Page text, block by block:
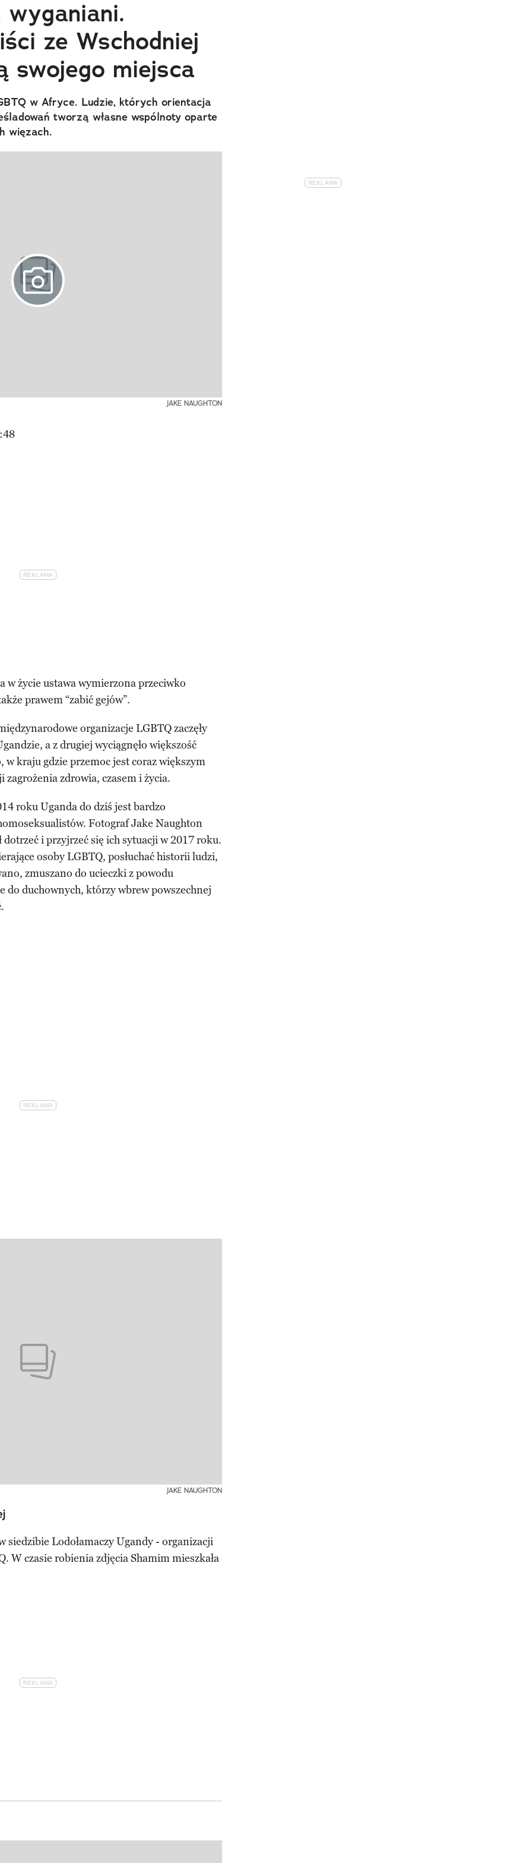
wyganiani.
ze Wschodniej
swojego miejsca
w Afryce. Ludzie, których orientacja
tworzą własne wspólnoty oparte
więzach.
JAKE NAUGHTON
w życie ustawa wymierzona przeciwko
prawem “zabić gejów”.
organizacje LGBTQ zaczęły
a z drugiej wyciągnęło większość
w kraju gdzie przemoc jest coraz większym
zdrowia, czasem i życia.
roku Uganda do dziś jest bardzo
Fotograf Jake Naughton
dotrzeć i przyjrzeć się ich sytuacji w 2017 roku.
osoby LGBTQ, posłuchać historii ludzi,
zmuszano do ucieczki z powodu
do duchownych, którzy wbrew powszechnej
JAKE NAUGHTON
siedzibie Lodołamaczy Ugandy - organizacji
W czasie robienia zdjęcia Shamim mieszkała